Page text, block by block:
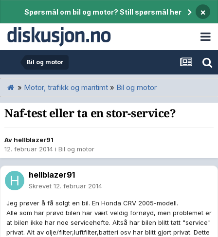
Spørsmål om bil og motor? Still spørsmål her ×
Bil og motor
» Motor, trafikk og maritimt » Bil og motor
Naf-test eller ta en stor-service?
Av hellblazer91
12. februar 2014 i Bil og motor
hellblazer91
Skrevet 12. februar 2014
Jeg prøver å få solgt en bil. En Honda CRV 2005-modell.
Alle som har prøvd bilen har vært veldig fornøyd, men problemet er
at bilen ikke har noe servicehefte. Altså har bilen blitt tatt "service"
privat. Alt av olje/filter,luftfilter,batteri osv har blitt gjort privat. Dette